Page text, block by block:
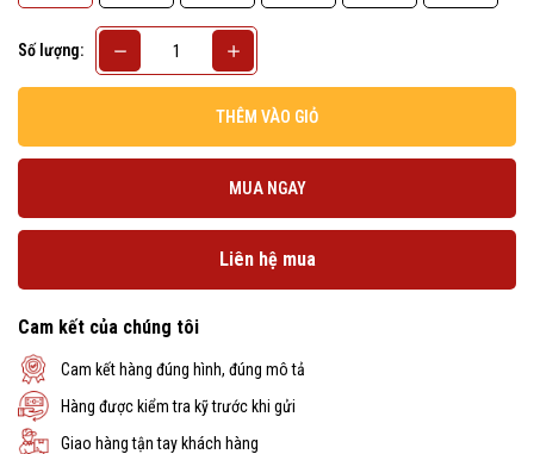
Số lượng:
THÊM VÀO GIỎ
MUA NGAY
Liên hệ mua
Cam kết của chúng tôi
Cam kết hàng đúng hình, đúng mô tả
Hàng được kiểm tra kỹ trước khi gửi
Giao hàng tận tay khách hàng